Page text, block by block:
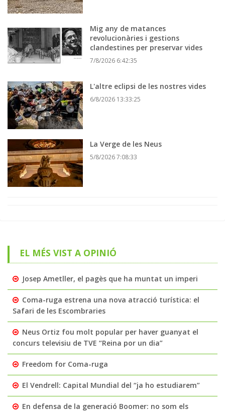
Mig any de matances
revolucionàries i gestions
clandestines per preservar vides
7/8/2026 6:42:35
L'altre eclipsi de les nostres vides
6/8/2026 13:33:25
La Verge de les Neus
5/8/2026 7:08:33
EL MÉS VIST A OPINIÓ
Josep Ametller, el pagès que ha muntat un imperi
Coma-ruga estrena una nova atracció turística: el
Safari de les Escombraries
Neus Ortiz fou molt popular per haver guanyat el
concurs televisiu de TVE “Reina por un dia”
Freedom for Coma-ruga
El Vendrell: Capital Mundial del “ja ho estudiarem”
En defensa de la generació Boomer: no som els